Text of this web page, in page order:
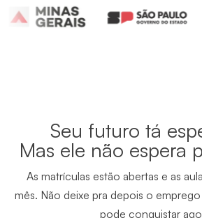
Seu futuro tá
Mas ele não espera
As matrículas estão abertas e as
mês. Não deixe pra depois o
pode conquistar